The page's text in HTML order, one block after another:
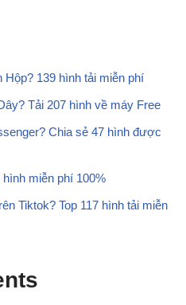
139 hình tải miễn phí
Tải 207 hình về máy Free
Chia sẻ 47 hình được
miễn phí 100%
Tiktok? Top 117 hình tải miễn